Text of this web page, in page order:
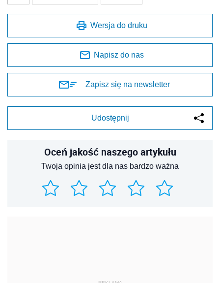
Wersja do druku
Napisz do nas
Zapisz się na newsletter
Udostępnij
Oceń jakość naszego artykułu
Twoja opinia jest dla nas bardzo ważna